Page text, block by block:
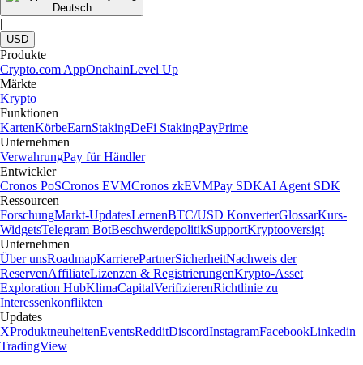
Deutsch
|
USD
Produkte
Crypto.com AppOnchainLevel Up
Märkte
Krypto
Funktionen
KartenKörbeEarnStakingDeFi StakingPayPrime
Unternehmen
VerwahrungPay für Händler
Entwickler
Cronos PoSCronos EVMCronos zkEVMPay SDKAI Agent SDK
Ressourcen
ForschungMarkt-UpdatesLernenBTC/USD KonverterGlossarKurs-
WidgetsTelegram BotBeschwerdepolitikSupportKryptooversigt
Unternehmen
Über unsRoadmapKarrierePartnerSicherheitNachweis der
ReservenAffiliateLizenzen & RegistrierungenKrypto-Asset
Exploration HubKlimaCapitalVerifizierenRichtlinie zu
Interessenkonflikten
Updates
XProduktneuheitenEventsRedditDiscordInstagramFacebookLinkedin
TradingView